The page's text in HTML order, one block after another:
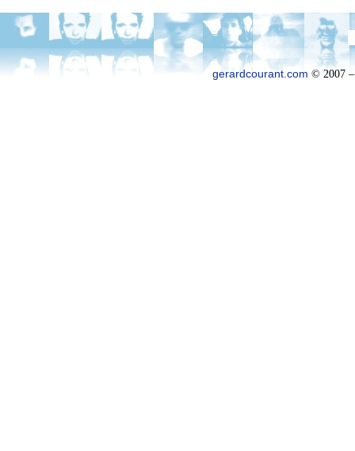
gerardcourant.com © 2007